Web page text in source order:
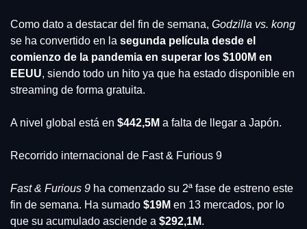
Como dato a destacar del fin de semana,
se ha convertido en la segunda película desde el
comienzo de la pandemia en superar los $100M en
EEUU, siendo todo un hito ya que ha estado disponible en
streaming de forma gratuita.
A nivel global está en $442,5M a falta de llegar a Japón.
Recorrido internacional de Fast & Furious 9
Fast & Furious 9 ha comenzado su 2ª fase de estreno este
fin de semana. Ha sumado $19M en 13 mercados, por lo
que su acumulado asciende a $292,1M.